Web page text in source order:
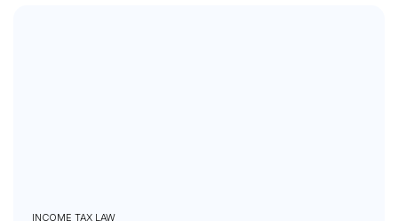
INCOME TAX LAW